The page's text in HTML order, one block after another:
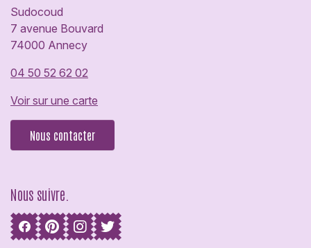
Sudocoud
7 avenue Bouvard
74000 Annecy
04 50 52 62 02
Voir sur une carte
Nous contacter
Nous suivre.